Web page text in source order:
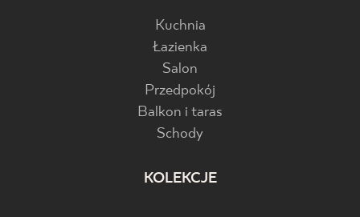
Kuchnia
Łazienka
Salon
Przedpokój
Balkon i taras
Schody
KOLEKCJE